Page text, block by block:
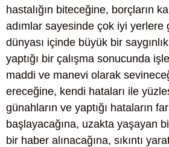
hastalığın biteceğine, borçların
adımlar sayesinde çok iyi yerlere
dünyası içinde büyük bir
yaptığı bir çalışma sonucunda
maddi ve manevi olarak
ereceğine, kendi hataları ile
günahların ve yaptığı hataların
başlayacağına, uzakta yaşayan
bir haber alınacağına, sıkıntı